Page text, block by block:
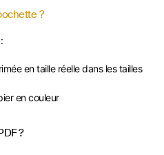
?
en taille réelle dans les tailles
en couleur
?